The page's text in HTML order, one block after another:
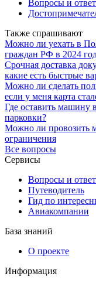
Вопросы и
Также спрашивают
Можно ли уехать в
граждан РФ в 2024
Срочная доставка
какие есть быстрые
Можно ли сделать
если у меня карта
Где оставить машину
парковки?
Можно ли провозить
ограничения
Все вопросы
Сервисы
Вопросы и
Путеводитель
Гид по
Авиакомпании
База знаний
О проекте
Информация